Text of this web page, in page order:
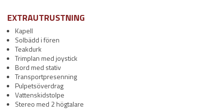
EXTRAUTRUSTNING
Kapell
Solbädd i fören
Teakdurk
Trimplan med joystick
Bord med stativ
Transportpresenning
Pulpetsöverdrag
Vattenskidstolpe
Stereo med 2 högtalare